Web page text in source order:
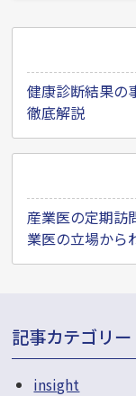
投
稿
ナ
ビ
ゲ
シ
ョ
ン
健康診断結果の
徹底解説
産業医の定期訪
業医の立場から
記事カテゴリー
insight